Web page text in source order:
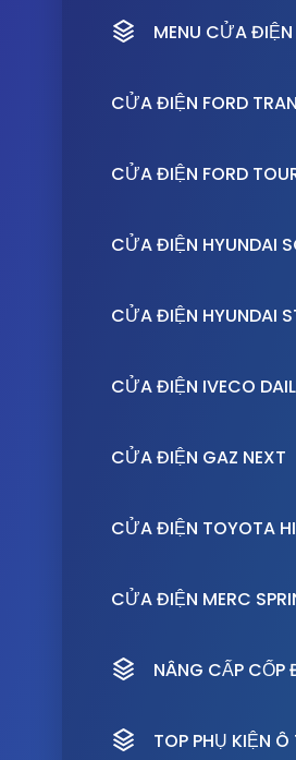
MENU CỬA
CỬA ĐIỆN FORD
CỬA ĐIỆN FORD
CỬA ĐIỆN HYUNDAI
CỬA ĐIỆN HYUNDAI
CỬA ĐIỆN IVECO
CỬA ĐIỆN GAZ NEXT
CỬA ĐIỆN TOYOTA
CỬA ĐIỆN MERC
NÂNG CẤP CỐP
TOP PHỤ KIỆN Ô